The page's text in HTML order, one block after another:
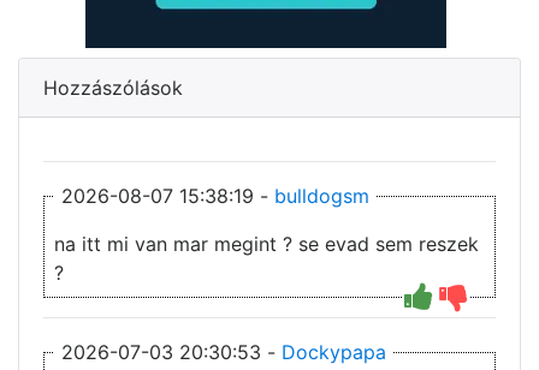
Hozzászólások
2026-08-07 15:38:19 - bulldogsm
na itt mi van mar megint ? se evad sem reszek
?
2026-07-03 20:30:53 - Dockypapa